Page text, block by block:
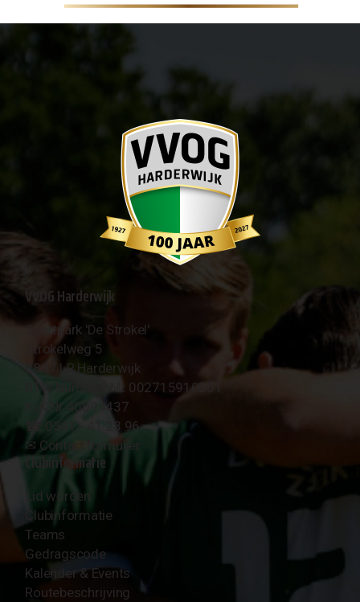
VVOG Harderwijk
Sportpark 'De Strokel'
Strokelweg 5
3847 LR Harderwijk
BTW Nummer NL 002715910B01
KvK Nr 40094437
☎︎ 0341 - 41 28 96
✉︎ Contactformulier
Clubinformatie
Lid worden
Clubinformatie
Teams
Gedragscode
Kalender & Events
Routebeschrijving